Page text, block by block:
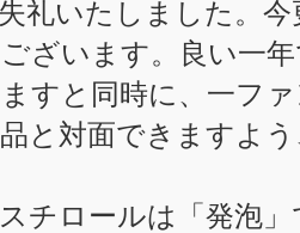
礼いたしました。
ございます。良い一
すと同時に、一フ
と対面できますよ
チロールは「発泡」